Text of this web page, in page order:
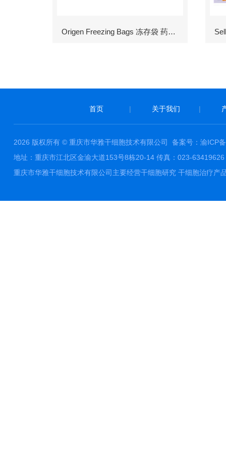
Origen Freezing Bags 冻存袋 药包材
首页 | 关于我们 |
2026 版权所有 © 重庆市华雅干细胞技术有限公司 备案号：渝ICP
地址：重庆市江北区金渝大道153号8栋20-14 传真：023-
重庆市华雅干细胞技术有限公司主要经营干细胞研究 干细胞治疗产